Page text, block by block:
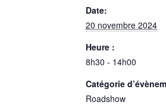
Date:
20 novembre 2024
Heure :
8h30 - 14h00
Catégorie
Roadshow